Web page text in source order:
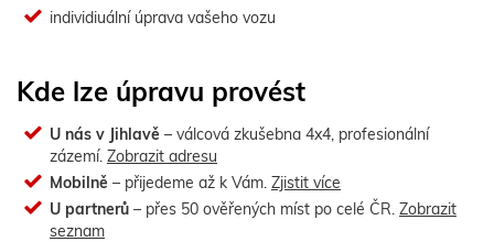
individiuální úprava vašeho vozu
Kde lze úpravu provést
U nás v Jihlavě – válcová zkušebna 4x4, profesionální
zázemí. Zobrazit adresu
Mobilně – přijedeme až k Vám. Zjistit více
U partnerů – přes 50 ověřených míst po celé ČR. Zobrazit
seznam